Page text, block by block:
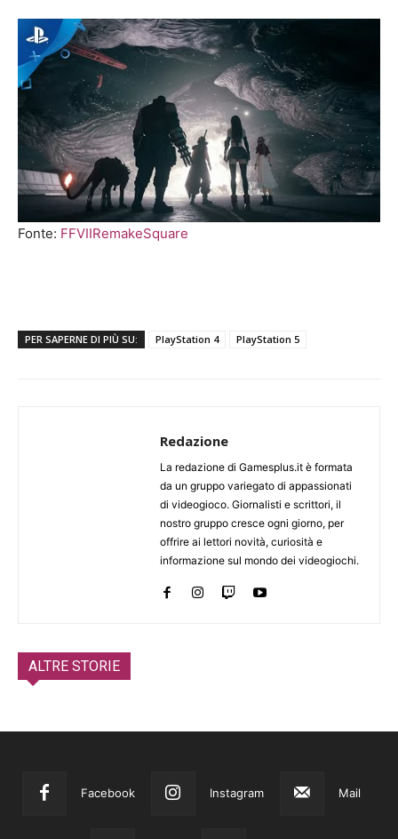
Fonte: FFVIIRemakeSquare
PER SAPERNE DI PIÙ SU: PlayStation 4 PlayStation 5
Redazione
La redazione di Gamesplus.it è formata
da un gruppo variegato di appassionati
di videogioco. Giornalisti e scrittori, il
nostro gruppo cresce ogni giorno, per
offrire ai lettori novità, curiosità e
informazione sul mondo dei videogiochi.
ALTRE STORIE
Facebook Instagram Mail